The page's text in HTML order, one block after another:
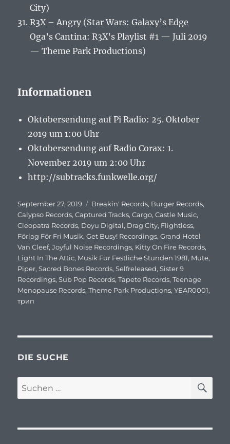
City)
R3X – Angry (Star Wars: Galaxy’s Edge
Oga’s Cantina: R3X’s Playlist #1 — Juli 2019
— Theme Park Productions)
Informationen
Oktobersendung auf Pi Radio: 25. Oktober
2019 um 1:00 Uhr
Oktobersendung auf Radio Corax: 1.
November 2019 um 2:00 Uhr
http://subtracks.funkwelle.org/
Veröffentlicht
am
September 27, 2019 Schlagwörter
Breakin' Records, Burger Records,
Calypso Records,Captured Tracks,Cargo,Castle Music,
Cleopatra Records, Doyu Digital, Drag City, Flightless,
Förlag För Fri Musik,Get Busy! Recordings,Grand Hotel
Van Cleef,Joyful Noise Recordings, Kitty On Fire Records,
Light In The Attic, Musik Für Festliche Stunden 1981, Mute,
Piper,Sacred Bones Records,Selfreleased,Sister 9
Recordings,Sub Pop Records,Tapete Records,Teenage
Menopause Records,Theme Park Productions,YEAR0001,
трип
DIE SUCHE
Suchen
nach: